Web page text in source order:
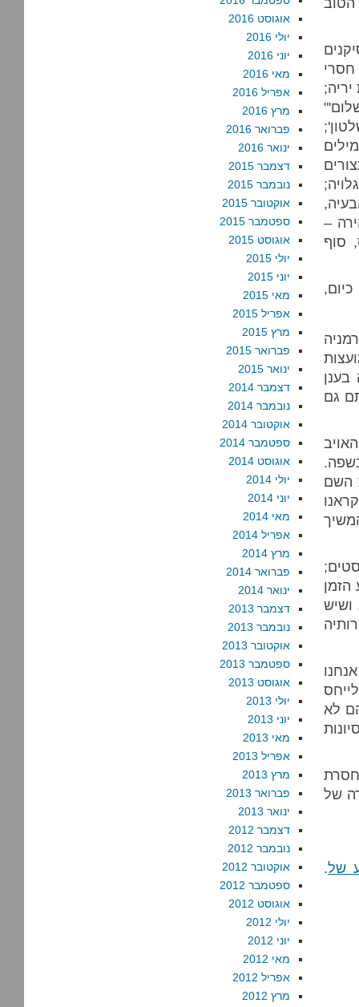
חסרי
'שלום'" (טקיטוס, אגריקולה 30); "מילים
–
סוף
1945. ברית המועצות
גם
השם
לא
של
של.
אוגוסט 2016
יולי 2016
יוני 2016
מאי 2016
אפריל 2016
מרץ 2016
פברואר 2016
ינואר 2016
דצמבר 2015
נובמבר 2015
אוקטובר 2015
ספטמבר 2015
אוגוסט 2015
יולי 2015
יוני 2015
מאי 2015
אפריל 2015
מרץ 2015
פברואר 2015
ינואר 2015
דצמבר 2014
נובמבר 2014
אוקטובר 2014
ספטמבר 2014
אוגוסט 2014
יולי 2014
יוני 2014
מאי 2014
אפריל 2014
מרץ 2014
פברואר 2014
ינואר 2014
דצמבר 2013
נובמבר 2013
אוקטובר 2013
ספטמבר 2013
אוגוסט 2013
יולי 2013
יוני 2013
מאי 2013
אפריל 2013
מרץ 2013
פברואר 2013
ינואר 2013
דצמבר 2012
נובמבר 2012
אוקטובר 2012
ספטמבר 2012
אוגוסט 2012
יולי 2012
יוני 2012
מאי 2012
אפריל 2012
מרץ 2012